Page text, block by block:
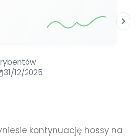
31/12/2025
kontynuację hossy na